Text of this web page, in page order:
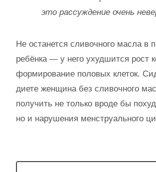
это рассуждение очень
Не останется сливочного масла в
ребёнка — у него ухудшится рост
формирование половых клеток.
диете женщина без сливочного
получить не только вроде бы
но и нарушения менструального